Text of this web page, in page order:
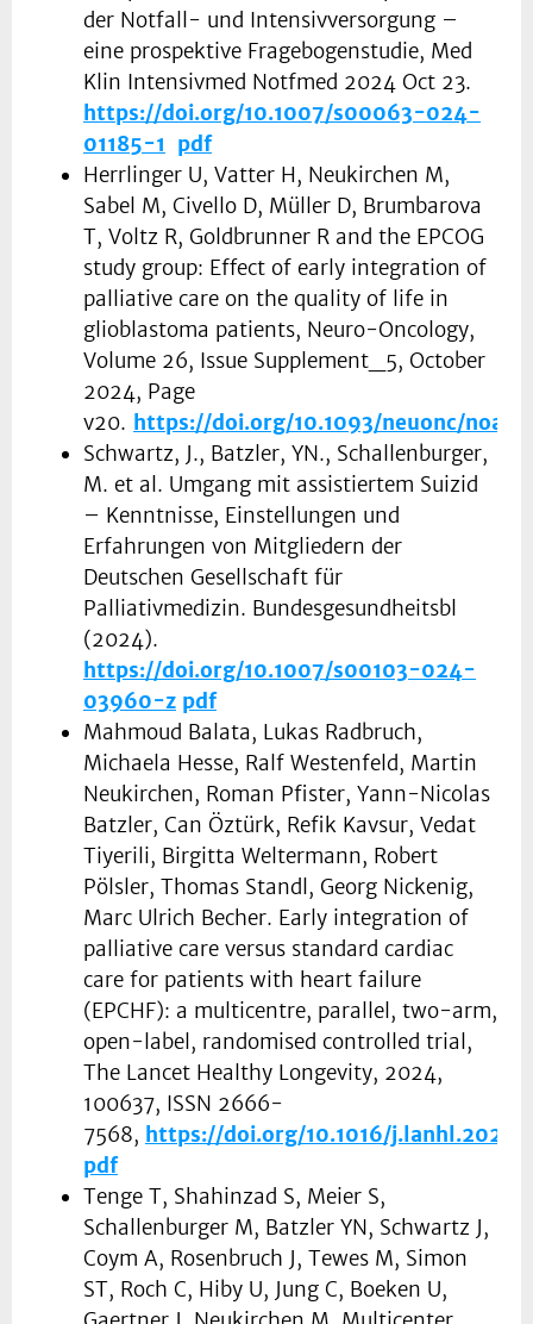
der Notfall- und Intensivversorgung –
eine prospektive Fragebogenstudie, Med
Klin Intensivmed Notfmed 2024 Oct 23.
https://doi.org/10.1007/s00063-024-
01185-1 pdf
Herrlinger U, Vatter H, Neukirchen M,
Sabel M, Civello D, Müller D, Brumbarova
T, Voltz R, Goldbrunner R and the EPCOG
study group: Effect of early integration of
palliative care on the quality of life in
glioblastoma patients, Neuro-Oncology,
Volume 26, Issue Supplement_5, October
2024, Page
v20. https://doi.org/10.1093/neuonc/
Schwartz, J., Batzler, YN., Schallenburger,
M. et al. Umgang mit assistiertem Suizid
– Kenntnisse, Einstellungen und
Erfahrungen von Mitgliedern der
Deutschen Gesellschaft für
Palliativmedizin. Bundesgesundheitsbl
(2024).
https://doi.org/10.1007/s00103-024-
03960-z pdf
Mahmoud Balata, Lukas Radbruch,
Michaela Hesse, Ralf Westenfeld, Martin
Neukirchen, Roman Pfister, Yann-Nicolas
Batzler, Can Öztürk, Refik Kavsur, Vedat
Tiyerili, Birgitta Weltermann, Robert
Pölsler, Thomas Standl, Georg Nickenig,
Marc Ulrich Becher. Early integration of
palliative care versus standard cardiac
care for patients with heart failure
(EPCHF): a multicentre, parallel, two-arm,
open-label, randomised controlled trial,
The Lancet Healthy Longevity, 2024,
100637, ISSN 2666-
7568, https://doi.org/10.1016/
pdf
Tenge T, Shahinzad S, Meier S,
Schallenburger M, Batzler YN, Schwartz J,
Coym A, Rosenbruch J, Tewes M, Simon
ST, Roch C, Hiby U, Jung C, Boeken U,